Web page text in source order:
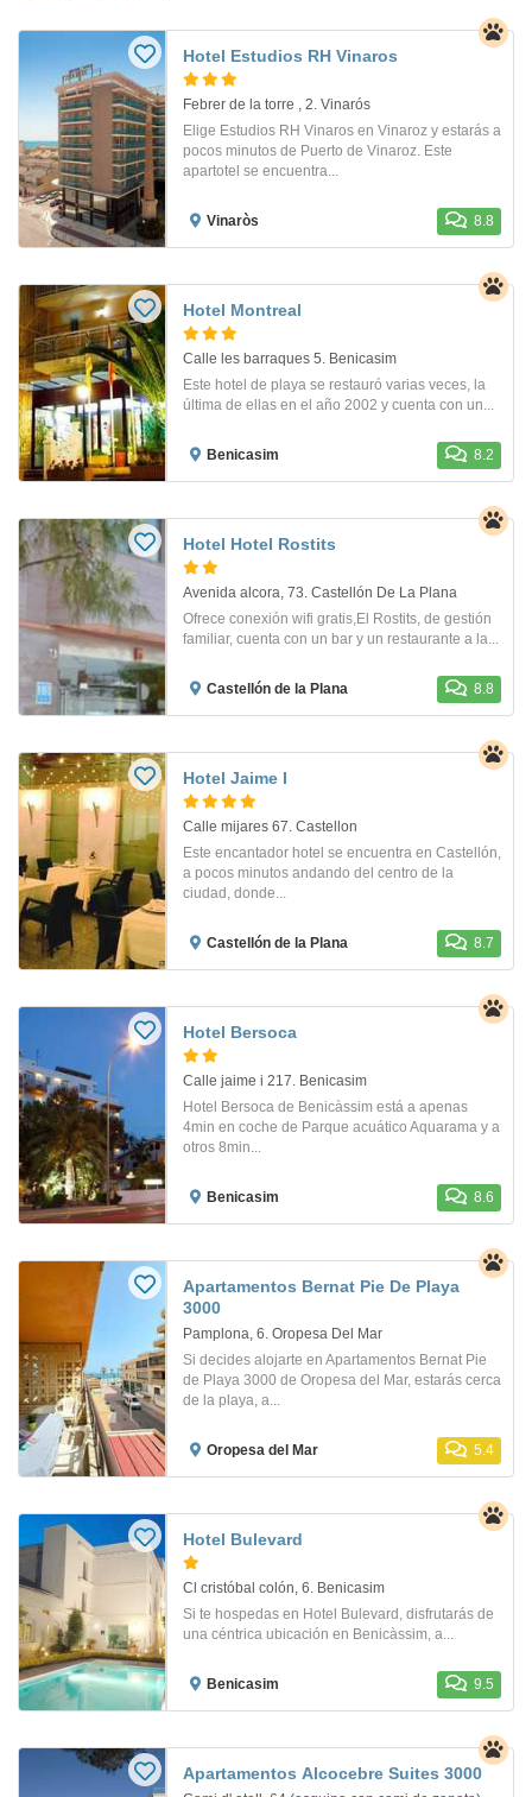
Hotel Estudios RH Vinaros
Febrer de la torre , 2. Vinarós
Elige Estudios RH Vinaros en Vinaroz y estarás a
pocos minutos de Puerto de Vinaroz. Este
apartotel se encuentra...
Vinaròs 8.8
Hotel Montreal
Calle les barraques 5. Benicasim
Este hotel de playa se restauró varias veces, la
última de ellas en el año 2002 y cuenta con un...
Benicasim 8.2
Hotel Hotel Rostits
Avenida alcora, 73. Castellón De La Plana
Ofrece conexión wifi gratis,El Rostits, de gestión
familiar, cuenta con un bar y un restaurante a la...
Castellón de la Plana 8.8
Hotel Jaime I
Calle mijares 67. Castellon
Este encantador hotel se encuentra en Castellón,
a pocos minutos andando del centro de la
ciudad, donde...
Castellón de la Plana 8.7
Hotel Bersoca
Calle jaime i 217. Benicasim
Hotel Bersoca de Benicàssim está a apenas
4min en coche de Parque acuático Aquarama y a
otros 8min...
Benicasim 8.6
Apartamentos Bernat Pie De Playa
3000
Pamplona, 6. Oropesa Del Mar
Si decides alojarte en Apartamentos Bernat Pie
de Playa 3000 de Oropesa del Mar, estarás cerca
de la playa, a...
Oropesa del Mar 5.4
Hotel Bulevard
Cl cristóbal colón, 6. Benicasim
Si te hospedas en Hotel Bulevard, disfrutarás de
una céntrica ubicación en Benicàssim, a...
Benicasim 9.5
Apartamentos Alcocebre Suites 3000